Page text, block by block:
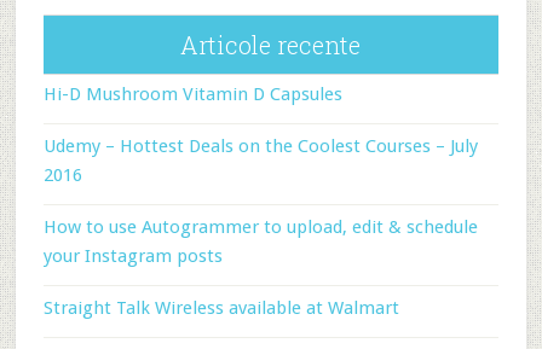
Articole recente
Hi-D Mushroom Vitamin D Capsules
Udemy – Hottest Deals on the Coolest Courses – July
2016
How to use Autogrammer to upload, edit & schedule
your Instagram posts
Straight Talk Wireless available at Walmart